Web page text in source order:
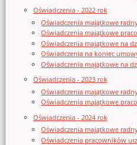
Oświadczenia - 2022 rok
Oświadczenia majątkowe
Oświadczenia majątkowe
Oświadczenia majątkowe na
Oświadczenia na koniec
Oświadczenia majątkowe na
Oświadczenia - 2023 rok
Oświadczenia majątkowe
Oświadczenia majątkowe
Oświadczenia - 2024 rok
Oświadczenia majątkowe
Oświadczenia pracowników